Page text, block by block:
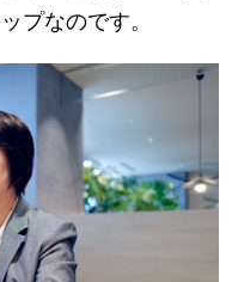
プなのです。